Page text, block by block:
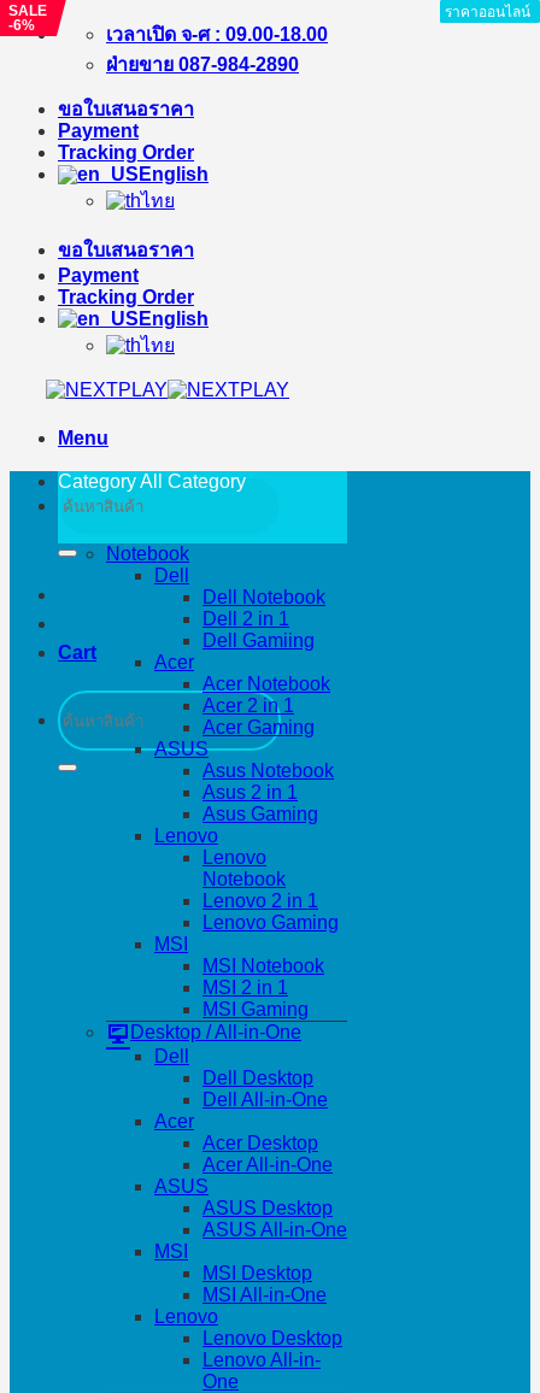
Skip
เวลาเปิด จ-ศ : 09.00-18.00
ฝ่ายขาย 087-984-2890
ขอใบเสนอราคา
Payment
Tracking Order
English
ไทย
ขอใบเสนอราคา
Payment
Tracking Order
English
ไทย
Menu
Search
for:
Cart
Search
for:
Category All Category
Notebook
Dell
Dell Notebook
Dell 2 in 1
Dell Gamiing
Acer
Acer Notebook
Acer 2 in 1
Acer Gaming
ASUS
Asus Notebook
Asus 2 in 1
Asus Gaming
Lenovo
Lenovo
Notebook
Lenovo 2 in 1
Lenovo Gaming
MSI
MSI Notebook
MSI 2 in 1
MSI Gaming
Desktop / All-in-One
Dell
Dell Desktop
Dell All-in-One
Acer
Acer Desktop
Acer All-in-One
ASUS
ASUS Desktop
ASUS All-in-One
MSI
MSI Desktop
MSI All-in-One
Lenovo
Lenovo Desktop
Lenovo All-in-
One
ราคาออนไลน์
ราคาออนไลน์
ราคาออนไลน์
ราคาออนไลน์
ราคาออนไลน์
SALE
-6%
ราคาออนไลน์
ราคาออนไลน์
ราคาออนไลน์